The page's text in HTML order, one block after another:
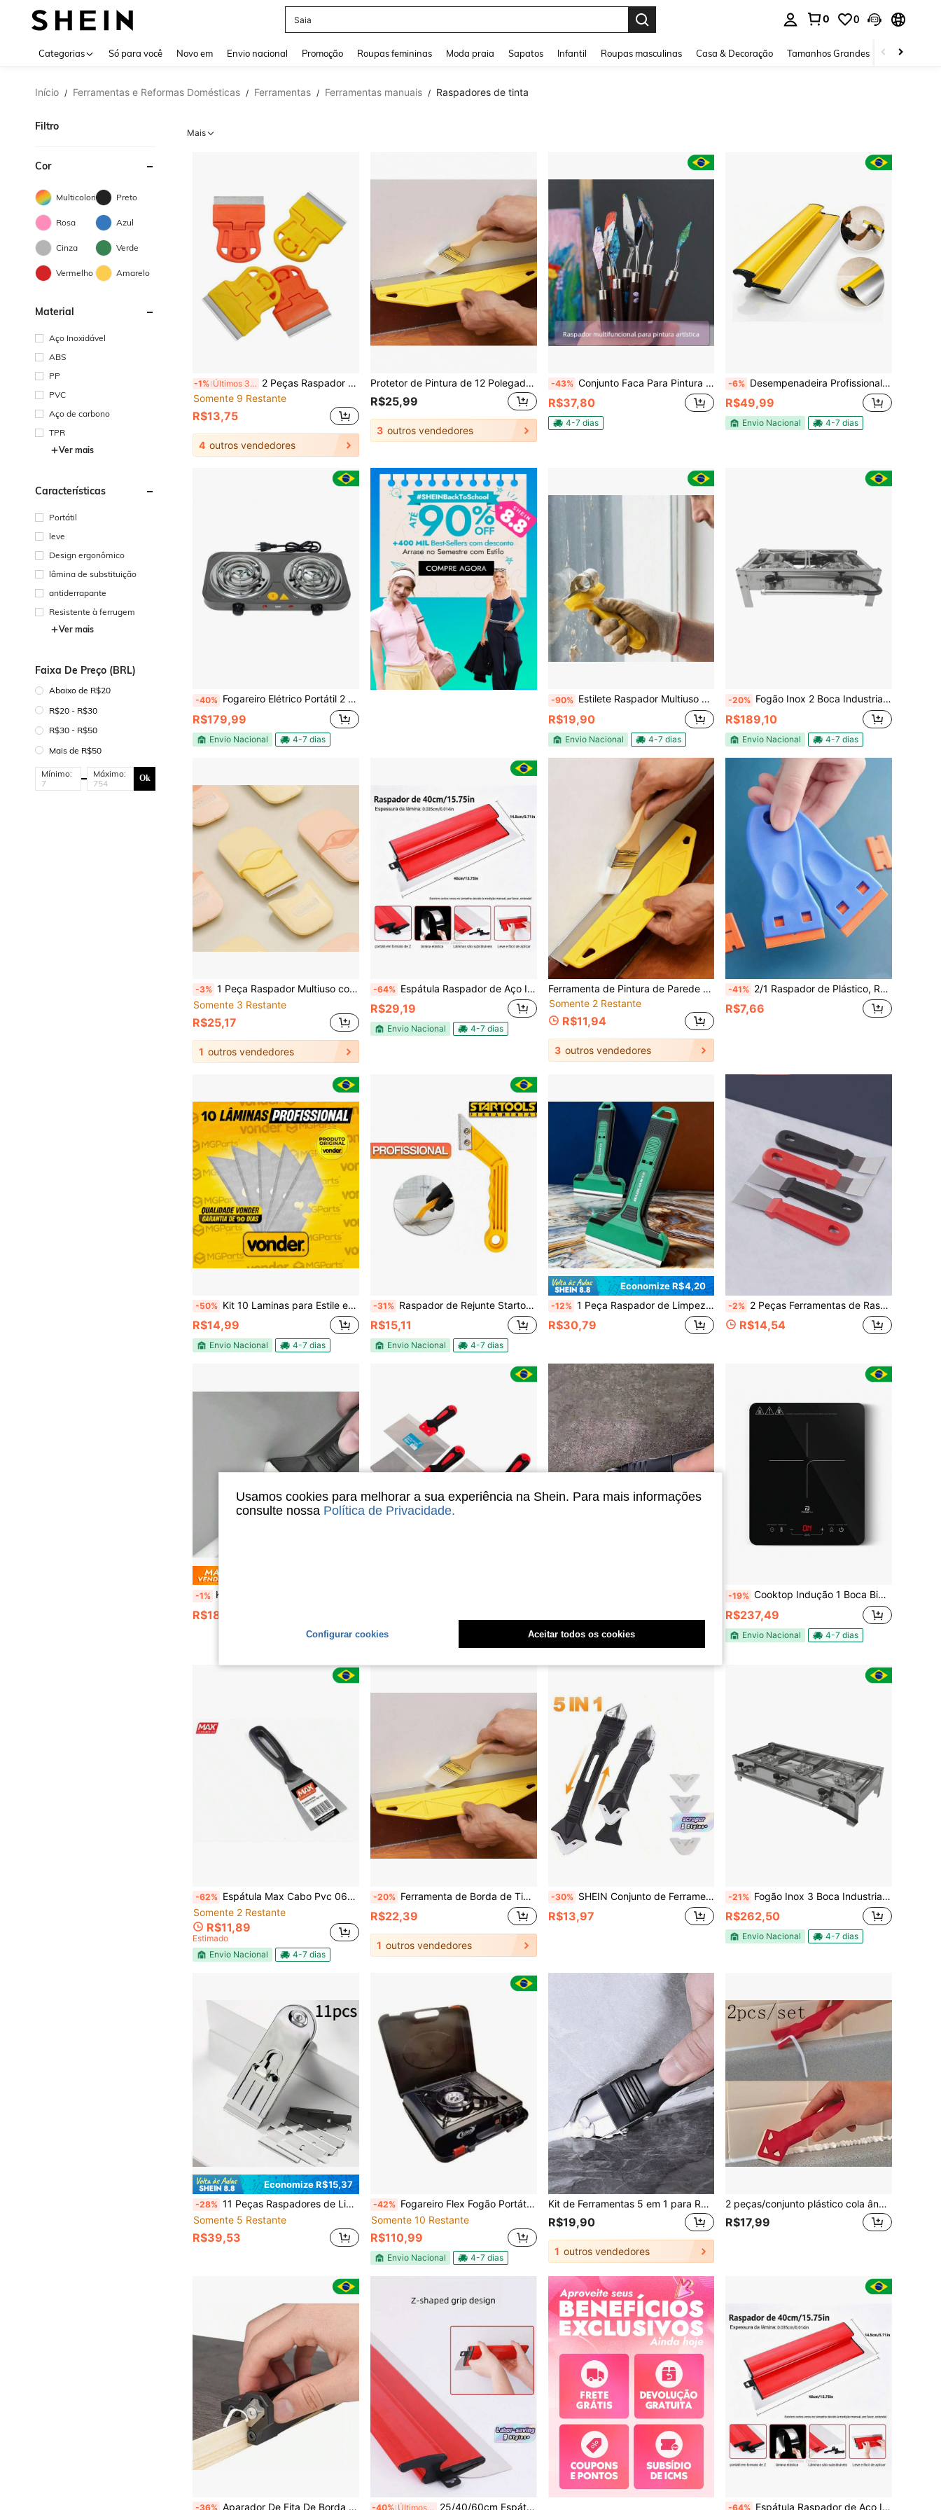
Calça Jeans Feminina
0 0
Categorias Só para você Novo em Envio nacional Promoção Roupas femininas Moda praia Sapatos Infantil Roupas masculinas Casa & Decoração Tamanhos Grandes Joias e
Início / Ferramentas e Reformas Domésticas / Ferramentas / Ferramentas manuais / Raspadores de tinta
Filtro
Cor
Multicolorido Preto
Rosa Azul
Cinza Verde
Vermelho Amarelo
Material
Aço Inoxidável
ABS
PP
PVC
Aço de carbono
TPR
Ver mais
Características
Portátil
leve
Design ergonômico
lâmina de substituição
antiderrapante
Resistente à ferrugem
Ver mais
Faixa De Preço (BRL)
Abaixo de R$20
R$20 - R$30
R$30 - R$50
Mais de R$50
Mínimo: Máximo: Ok
Mais
-1% Últimos 3 dias 2 Peças Raspador Mini de Plástico, Usado para Raspar Tinta, Adesivos, Etiquetas, Manchas e Detritos, Ferramenta de Remoção de Adesivo, Pá, Usado para Remover Adesivos, Adesivo Antigo, Película de Janela de Carro, Adesivo de Vidro, Lâmina de Limpeza Multifuncional, Ferramenta de Limpeza Doméstica
Somente 9 Restante
R$13,75
4 outros vendedores
Protetor de Pintura de 12 Polegadas, Ferramenta de Pintura de Borda de Parede para Pintores Profissionais, Ferramenta de Acabamento Preciso para Pintura
R$25,99
3 outros vendedores
-43% Conjunto Faca Para Pintura A Óleo De Arte Em Aço Inoxidável Ferramentas De Desenho De Papelaria Espátula Artista
R$37,80
4-7 dias
-6% Desempenadeira Profissional 40cm Lâmina Flexível para Massa Corrida
R$49,99
Envio Nacional 4-7 dias
-40% Fogareiro Elétrico Portátil 2 Bocas 2000 Watts 110v
R$179,99
Envio Nacional 4-7 dias
-90% Estilete Raspador Multiuso Para Limpeza Pesada E Vidros
R$19,90
Envio Nacional 4-7 dias
-20% Fogão Inox 2 Boca Industrial Alta Pressão Potente incluso Mangueira Registro de Gás Super Metal Rio
R$189,10
Envio Nacional 4-7 dias
-3% 1 Peça Raspador Multiuso com 3 Lâminas de Reposição, Ferramenta Raspadora Multiuso para Rejunte, Adesivos, Pisos, Vidro, Remoção de Adesivos, Limpeza e Renovação Doméstica DIY e Profissional, Raspador de Tinta
Somente 3 Restante
R$25,17
1 outros vendedores
-64% Espátula Raspador de Aço Inoxidável 40cm, Ferramenta Durável para Drywall e Reboco, Lâmina Flexível para Construção Profissional, Pintura e Reparos Residenciais
R$29,19
Envio Nacional 4-7 dias
Ferramenta de Pintura de Parede Resistente de 12 Polegadas, Adequada para Acabamento Preciso de Bordas, Aparar Papel de Parede e Acabamento de Bordas - Cortador Amarelo com Cabo Ergonômico e Borda, Adequado para Uso Doméstico e Comercial, Construção Resistente, Limpeza, Acessórios Domésticos, Limpeza
Somente 2 Restante
R$11,94
3 outros vendedores
-41% 2/1 Raspador de Plástico, Raspador de Limpeza. Acompanha 5/10/20 Lâminas Substituíveis - Ferramenta de Limpeza Multiuso, Pode Remover Adesivos, Descolar Cola e Limpar Manchas Residuais - Sem Arranhões, Durável e Confiável.
R$7,66
-50% Kit 10 Laminas para Estile e Raspador Trapezoidal Plano Vonder Profissional para Vidro de Box Adesivo Banheiro Tintas Azulejo Cerâmica
R$14,99
Envio Nacional 4-7 dias
-31% Raspador de Rejunte Startools Profissional Lâmina Dupla de Aço Espátula Removedor Silicone Argamassa
R$15,11
Envio Nacional 4-7 dias
Economize R$4,20
-12% 1 Peça Raspador de Limpeza Multifuncional Grosso, Silicone e Fibra de Vidro, Ideal para Azulejos, Vidro, Pisos e Paredes - Uso Doméstico e Comercial, Ferramenta de Limpeza Moderna para Cozinha, Banheiro, Azulejos
R$30,79
-2% 2 Peças Ferramentas de Raspagem Angulada, Raspador de Bottom de Panela/Frigideira, Removedor de Gordura, Raspador de Gelo Reto para Refrigerador
R$14,54
-1% Kit de Ferramentas de Silicone 3 em 1 para Vedação e Calafetagem - Conjunto de Ferramentas para Calafetagem com Cabeças de Reposição, Ótimo para Vedar, Limpar e Raspar Adesivos, Aplicador de Rejunte, Acessórios para Melhorias Domésticas, Conjunto de Espátulas, Ferramentas de Vedação de Silicone, Limpador de Vedante
R$18,89
Envio Nacional
-19% Cooktop Indução 1 Boca Bivolt Portátil Panda Plus Touch 8 Níveis Temperatura Trava de Segurança Timer Vitrocerâmico
R$237,49
Envio Nacional 4-7 dias
-62% Espátula Max Cabo Pvc 06Cm Pintura Massa Corrida Parede Reformas
Somente 2 Restante
R$11,89
Estimado
Envio Nacional
4-7 dias
-20% Ferramenta de Borda de Tinta de Metal Resistente de 12 Polegadas, Equipada com Alça Ergonômica e Lâmina - Adequada para Bordas Finas, Decoração de Papel de Parede, Sistema de Proteção de Revestimento de Parede, Adequada para Uso Doméstico e Comercial - Faca de Borda Amarela Durável
R$22,39
1 outros vendedores
-30% SHEIN Conjunto de Ferramentas 5 em 1 Raspador de Silicone Removedor de Selante Suave Ferramenta de Acabamento de Calafetagem Kit de Rejunte Suave Remoção de Mofo do Piso Conjunto de Ferramentas Manuais
R$13,97
-21% Fogão Inox 3 Boca Industrial Alta Pressão Potente Incluso Mangueira Registro de Gás Super Metal Rio
R$262,50
Envio Nacional 4-7 dias
Economize R$15,37
-28% 11 Peças Raspadores de Limpeza Multifuncionais: Cabo de Metal + Lâminas de Reposição, Limpeza Sem Pontos Cegos, Retrátil Anti-Arranhões, Adequado para Remover Gordura de Fogão, Resíduos de Adesivo de Parede, Rejunte de Azulejo, Silicone e Resíduos de Adesivo de Piso
Somente 5 Restante
R$39,53
-42% Fogareiro Flex Fogão Portátil Maleta Camping Viagem Cozinha Com MAleta
Somente 10 Restante
R$110,99
Envio Nacional 4-7 dias
Kit de Ferramentas 5 em 1 para Remover Silicone, Ferramenta de Remoção de Rejunte, Raspador de Silicone, Removedor de Cola, Ferramenta de Acabamento de Vedante, Raspador de Ângulo de Cola para Renovações de Janelas e Pias, Cozinhas e Banheiros
R$19,90
1 outros vendedores
2 peças/conjunto plástico cola ângulo moderno cola Raspador para casa
R$17,99
-36% Aparador De Fita De Borda Mdf De Alumínio Refilador -40% Últimos 3 dias 25/40/60cm Espátula para Parede com Pintura e Emboço, Espátula para Drywall - Lâmina Flexível com Borda de Corte Endurecida, Design Leve e Durável, Capa Final de PVC, Lâmina Estendida, Borda de Corte Afiada, Construção Robusta. -64% Espátula Raspador de Aço Inoxidável 40cm, Ferramenta de Construção Durável para Drywall, Reboco, Pintura e Reparos Residenciais e Profissionais, Lâmina Flexível e Substituível
Usamos cookies para melhorar a sua experiência na Shein. Para mais informações
consulte nossa Política de Privacidade.
Configurar cookies Aceitar todos os cookies